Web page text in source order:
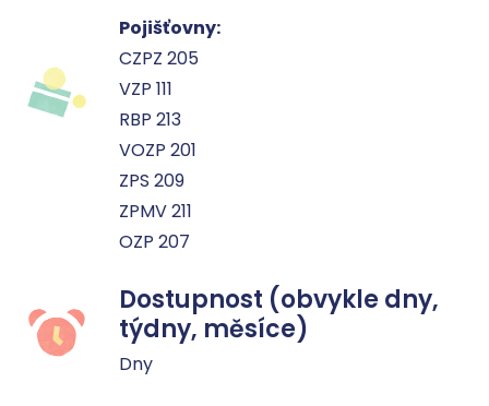
Pojišťovny:
CZPZ 205
VZP 111
RBP 213
VOZP 201
ZPS 209
ZPMV 211
OZP 207
Dostupnost (obvykle dny,
týdny, měsíce)
Dny